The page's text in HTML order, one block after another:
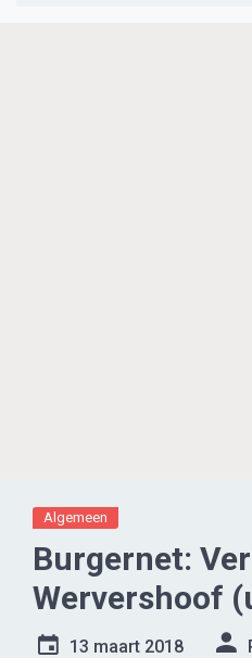
Algemeen
Burgernet:
Wervershoof
13 maart 2018